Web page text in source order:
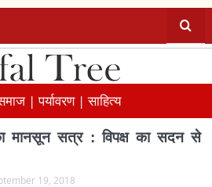
|पर्यावरण |साहित्य
मानसून सत्र : विपक्ष का सदन से
19, 2018